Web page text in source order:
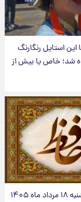
این استایل رنگارنگ
شد؛ خاص یا بیش از
۱۴۰۵